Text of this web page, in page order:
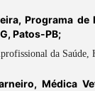
Programa de
Patos-PB;
da
Médica